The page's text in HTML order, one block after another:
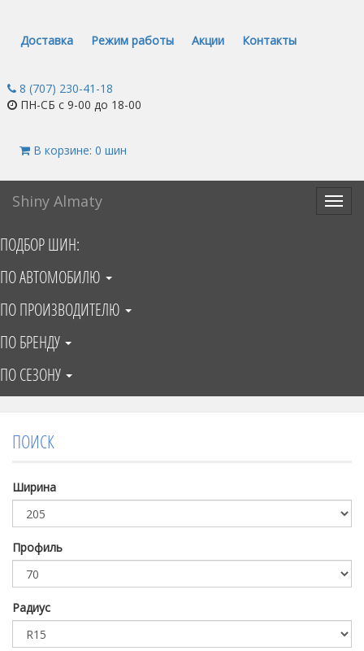
Доставка Режим работы Акции Контакты
8 (707) 230-41-18
ПН-СБ с 9-00 до 18-00
В корзине: 0 шин
Shiny Almaty
ПОДБОР ШИН:
ПО АВТОМОБИЛЮ
ПО ПРОИЗВОДИТЕЛЮ
ПО БРЕНДУ
ПО СЕЗОНУ
ПОИСК
Ширина
Профиль
Радиус